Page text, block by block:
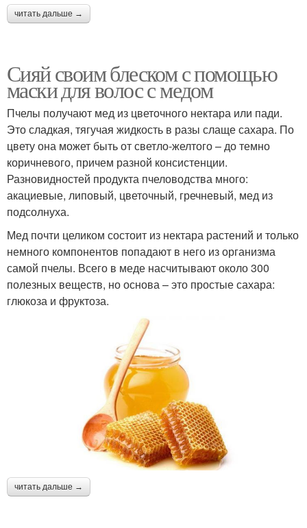
читать дальше →
Сияй своим блеском с помощью
маски для волос с медом
Пчелы получают мед из цветочного нектара или пади.
Это сладкая, тягучая жидкость в разы слаще сахара. По
цвету она может быть от светло-желтого – до темно
коричневого, причем разной консистенции.
Разновидностей продукта пчеловодства много:
акациевые, липовый, цветочный, гречневый, мед из
подсолнуха.
Мед почти целиком состоит из нектара растений и только
немного компонентов попадают в него из организма
самой пчелы. Всего в меде насчитывают около 300
полезных веществ, но основа – это простые сахара:
глюкоза и фруктоза.
читать дальше →